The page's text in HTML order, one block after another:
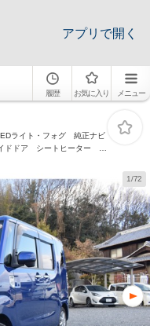
アプリで開く
履歴 お気に入り メニュー
ライト・フォグ 純正ナビ
ドア シートヒーター ア
1/72